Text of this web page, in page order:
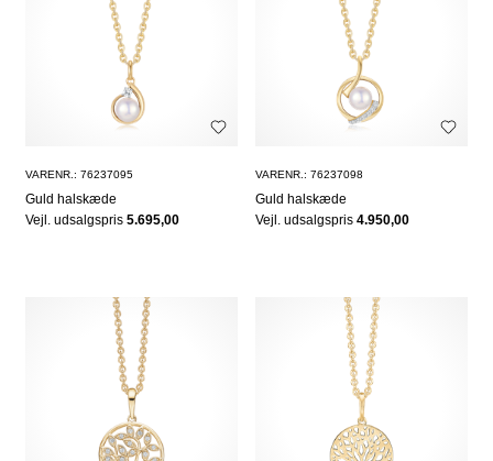
VARENR.: 76237095
Guld halskæde
Vejl. udsalgspris 5.695,00
VARENR.: 76237098
Guld halskæde
Vejl. udsalgspris4.950,00